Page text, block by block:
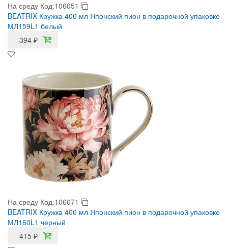
На среду Код:106051
BEATRIX Кружка 400 мл Японский пион в подарочной упаковке
МЛ159L1 белый
394 ₽
На среду Код:106071
BEATRIX Кружка 400 мл Японский пион в подарочной упаковке
МЛ160L1 черный
415 ₽